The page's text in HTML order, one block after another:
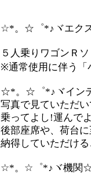
☆*。☆゜*♪ヾエク
５人乗りワゴンＲ
※通常使用に伴う「
☆*。☆゜*♪ヾイン
写真で見ていただ
乗ってよし!運んで
後部座席や、荷台
納得していただけ
☆*。☆゜*♪ヾ機関